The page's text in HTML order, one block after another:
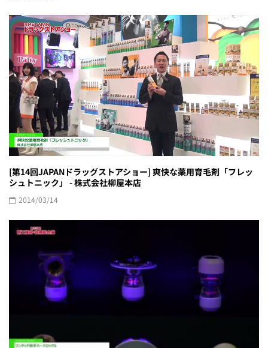
[第14回JAPANドラッグストアショー] 爽快な薬用育毛剤「フレッ
シュトニック」 - 株式会社柳屋本店
2014/03/14